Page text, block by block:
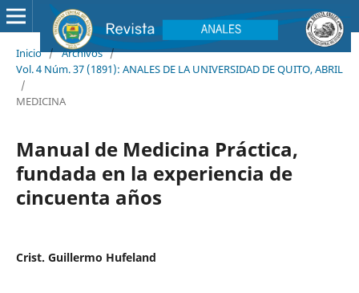
Inicio / Archivos /
Vol. 4 Núm. 37 (1891): ANALES DE LA UNIVERSIDAD DE QUITO, ABRIL
/
MEDICINA
Manual de Medicina Práctica,
fundada en la experiencia de
cincuenta años
Crist. Guillermo Hufeland